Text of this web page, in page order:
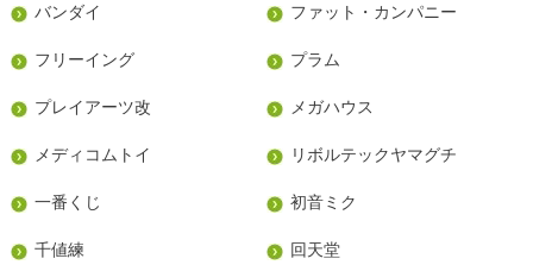
バンダイ ファット・カンパニー
フリーイング プラム
プレイアーツ改 メガハウス
メディコムトイ リボルテックヤマグチ
一番くじ 初音ミク
千値練 回天堂